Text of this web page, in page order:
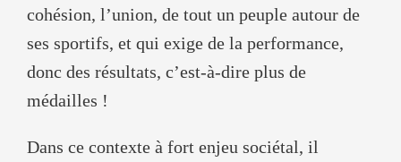
cohésion, l’union, de tout un peuple autour de
ses sportifs, et qui exige de la performance,
donc des résultats, c’est-à-dire plus de
médailles !
Dans ce contexte à fort enjeu sociétal, il